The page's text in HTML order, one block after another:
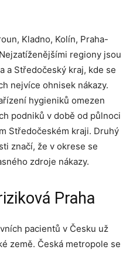
Kladno, Kolín, Praha-
regiony jsou
a Středočeský kraj, kde se
nejvíce ohnisek nákazy.
hygieniků omezen
podniků v době od půlnoci
Středočeském kraji. Druhý
značí, že v okrese se
zdroje nákazy.
Praha
pacientů v Česku už
země. Česká metropole se